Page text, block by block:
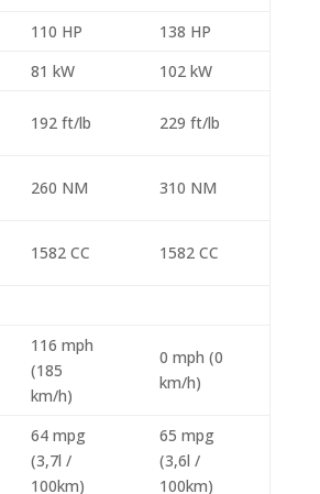
110 HP
138 HP
81 kW
102 kW
192 ft/lb 229 ft/lb
260 NM 310 NM
1582 CC 1582 CC
116 mph
(185
km/h)
0 mph (0
km/h)
64 mpg
(3,7l /
100km)
65 mpg
(3,6l /
100km)